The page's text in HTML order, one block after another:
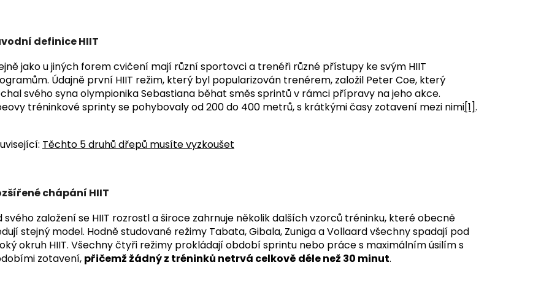
definice HIIT
jako u jiných forem cvičení mají různí sportovci a trenéři různé přístupy ke svým HIIT
Údajně první HIIT režim, který byl popularizován trenérem, založil Peter Coe, který
svého syna olympionika Sebastiana běhat směs sprintů v rámci přípravy na jeho akce.
tréninkové sprinty se pohybovaly od 200 do 400 metrů, s krátkými časy zotavení mezi nimi[1].
Těchto 5 druhů dřepů musíte vyzkoušet
chápání HIIT
svého založení se HIIT rozrostl a široce zahrnuje několik dalších vzorců tréninku, které obecně
stejný model. Hodně studované režimy Tabata, Gibala, Zuniga a Vollaard všechny spadají pod
okruh HIIT. Všechny čtyři režimy prokládají období sprintu nebo práce s maximálním úsilím s
zotavení, přičemž žádný z tréninků netrvá celkově déle než 30 minut.